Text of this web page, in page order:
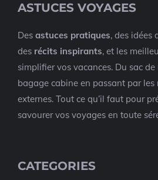
ASTUCES VOYAGES
Des astuces pratiques, des idées
des récits inspirants, et les
simplifier vos vacances. Du sac
bagage cabine en passant par
externes. Tout ce qu’il faut pour
savourer vos voyages en toute
CATEGORIES